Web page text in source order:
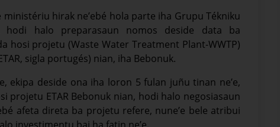
hirak ne’ebé hola parte iha Grupu Tékniku
hodi halo preparasaun nomos deside data ba
hosi projetu (Waste Water Treatment Plant-WWTP)
sigla portugés) nian, iha Bebonuk.
ekipa deside ona iha loron 5 fulan juñu tinan ne’e,
projetu ETAR Bebonuk nian, hodi halo negosiasaun
afeta direta ba projetu refere, nune’e bele atribui